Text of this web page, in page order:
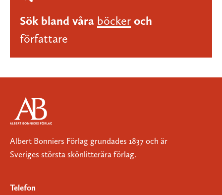
Sök bland våra böcker och
författare
Albert Bonniers Förlag grundades 1837 och är
Sveriges största skönlitterära förlag.
Telefon